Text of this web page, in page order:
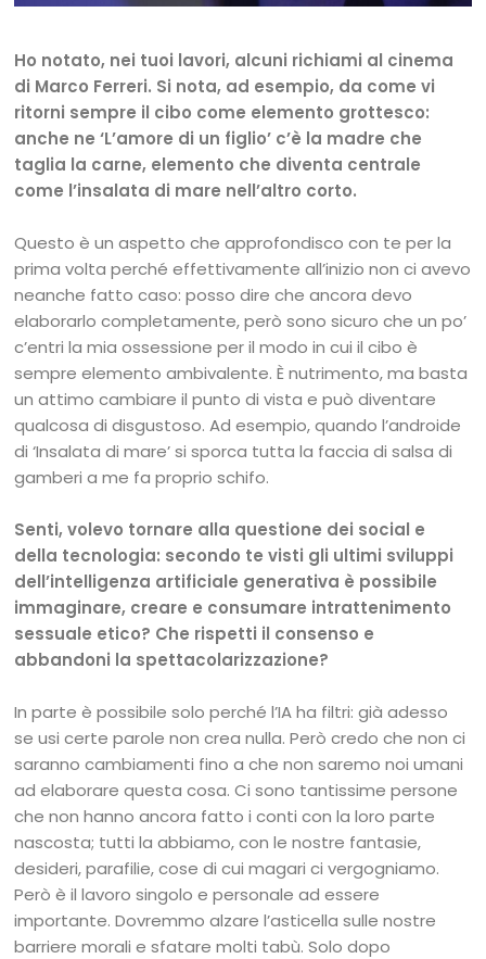
Ho notato, nei tuoi lavori, alcuni richiami al cinema
di Marco Ferreri. Si nota, ad esempio, da come vi
ritorni sempre il cibo come elemento grottesco:
anche ne ‘L’amore di un figlio’ c’è la madre che
taglia la carne, elemento che diventa centrale
come l’insalata di mare nell’altro corto.
Questo è un aspetto che approfondisco con te per la
prima volta perché effettivamente all’inizio non ci avevo
neanche fatto caso: posso dire che ancora devo
elaborarlo completamente, però sono sicuro che un po’
c’entri la mia ossessione per il modo in cui il cibo è
sempre elemento ambivalente. È nutrimento, ma basta
un attimo cambiare il punto di vista e può diventare
qualcosa di disgustoso. Ad esempio, quando l’androide
di ‘Insalata di mare’ si sporca tutta la faccia di salsa di
gamberi a me fa proprio schifo.
Senti, volevo tornare alla questione dei social e
della tecnologia: secondo te visti gli ultimi sviluppi
dell’intelligenza artificiale generativa è possibile
immaginare, creare e consumare intrattenimento
sessuale etico? Che rispetti il consenso e
abbandoni la spettacolarizzazione?
In parte è possibile solo perché l’IA ha filtri: già adesso
se usi certe parole non crea nulla. Però credo che non ci
saranno cambiamenti fino a che non saremo noi umani
ad elaborare questa cosa. Ci sono tantissime persone
che non hanno ancora fatto i conti con la loro parte
nascosta; tutti la abbiamo, con le nostre fantasie,
desideri, parafilie, cose di cui magari ci vergogniamo.
Però è il lavoro singolo e personale ad essere
importante. Dovremmo alzare l’asticella sulle nostre
barriere morali e sfatare molti tabù. Solo dopo